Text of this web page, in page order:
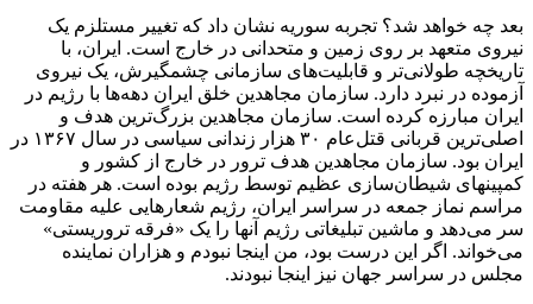
بعد چه خواهد شد؟ تجربه سوریه نشان داد که تغییر مستلزم یک
نیروی متعهد بر روی زمین و متحدانی در خارج است. ایران، با
تاریخچه طولانی‌تر و قابلیت‌های سازمانی چشمگیرش، یک نیروی
آزموده در نبرد دارد. سازمان مجاهدین خلق ایران دهه‌ها با رژیم در
ایران مبارزه کرده است. سازمان مجاهدین بزرگ‌ترین هدف و
اصلی‌ترین قربانی قتل‌عام ۳۰ هزار زندانی سیاسی در سال ۱۳۶۷ در
ایران بود. سازمان مجاهدین هدف ترور در خارج از کشور و
کمپینهای شیطان‌سازی عظیم توسط رژیم بوده است. هر هفته در
مراسم نماز جمعه در سراسر ایران، رژیم شعارهایی علیه مقاومت
سر می‌دهد و ماشین تبلیغاتی رژیم آنها را یک «فرقه تروریستی»
می‌خواند. اگر این درست بود، من اینجا نبودم و هزاران نماینده
مجلس در سراسر جهان نیز اینجا نبودند.